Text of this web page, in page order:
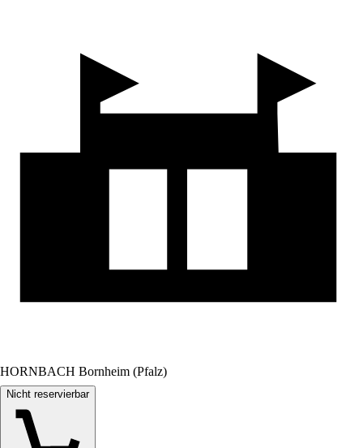
HORNBACH Bornheim (Pfalz)
Nicht reservierbar